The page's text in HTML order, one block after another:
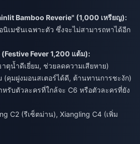
Bamboo Reverie" (1,000 เหรียญ):
เมชันเฉพาะตัว ซึ่งจะไม่สามารถหาได้อีก
Fever 1,200 แต้ม):
ตุน้ำดีเยี่ยม, ช่วยลดความเสียหาย)
(คุมฝูงมอนสเตอร์ได้ดี, ต้านทานการชะงัก)
หรับตัวละครที่ใกล้จะ C6 หรือตัวละครที่ยัง
C2 (รีเซ็ตม่าน), Xiangling C4 (เพิ่ม